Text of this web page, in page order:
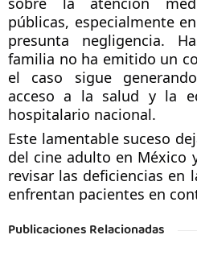
públicas, especialmente
presunta negligencia.
familia no ha emitido un
el caso sigue
acceso a la salud y la
hospitalario nacional.
Este lamentable suceso
del cine adulto en México
revisar las deficiencias en
enfrentan pacientes en
Publicaciones Relacionadas